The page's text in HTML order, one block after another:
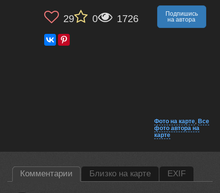
29 0 1726
Подпишись
на автора
Фото на карте, Все
фото автора на
карте
Комментарии Близко на карте EXIF